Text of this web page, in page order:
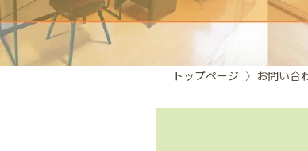
トップページ お問い合